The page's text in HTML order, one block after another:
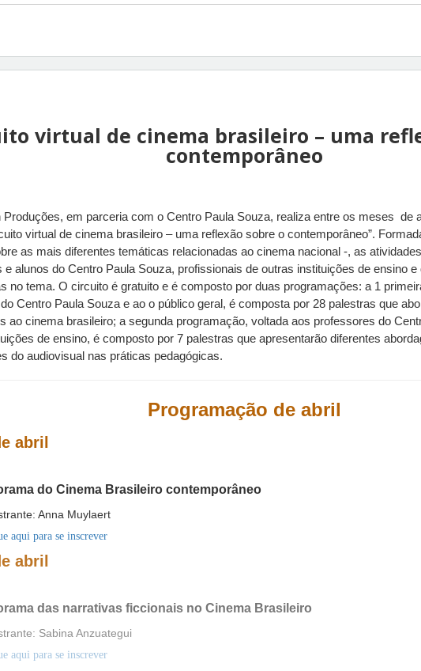
virtual de cinema brasileiro – uma
contemporâneo
Produções, em parceria com o Centro Paula Souza, realiza entre os meses  de
virtual de cinema brasileiro – uma reflexão sobre o contemporâneo”.
as mais diferentes temáticas relacionadas ao cinema nacional -, as
e alunos do Centro Paula Souza, profissionais de outras instituições de ensino
no tema. O circuito é gratuito e é composto por duas programações: a 1
Centro Paula Souza e ao o público geral, é composta por 28 palestras que
ao cinema brasileiro; a segunda programação, voltada aos professores do
de ensino, é composto por 7 palestras que apresentarão diferentes
do audiovisual nas práticas pedagógicas.
Programação de abril
abril
do Cinema Brasileiro contemporâneo
Anna Muylaert
aqui para se inscrever
abril
das narrativas ficcionais no Cinema Brasileiro
Sabina Anzuategui
aqui para se inscrever